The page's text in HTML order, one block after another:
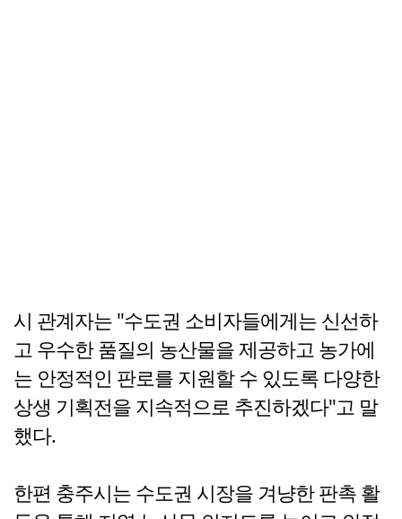
시 관계자는 "수도권 소비자들에게는 신선하
고 우수한 품질의 농산물을 제공하고 농가에
는 안정적인 판로를 지원할 수 있도록 다양한
상생 기획전을 지속적으로 추진하겠다"고 말
했다.
한편 충주시는 수도권 시장을 겨냥한 판촉 활